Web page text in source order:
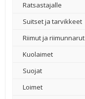
Ratsastajalle
Suitset ja tarvikkeet
Riimut ja riimunnarut
Kuolaimet
Suojat
Loimet